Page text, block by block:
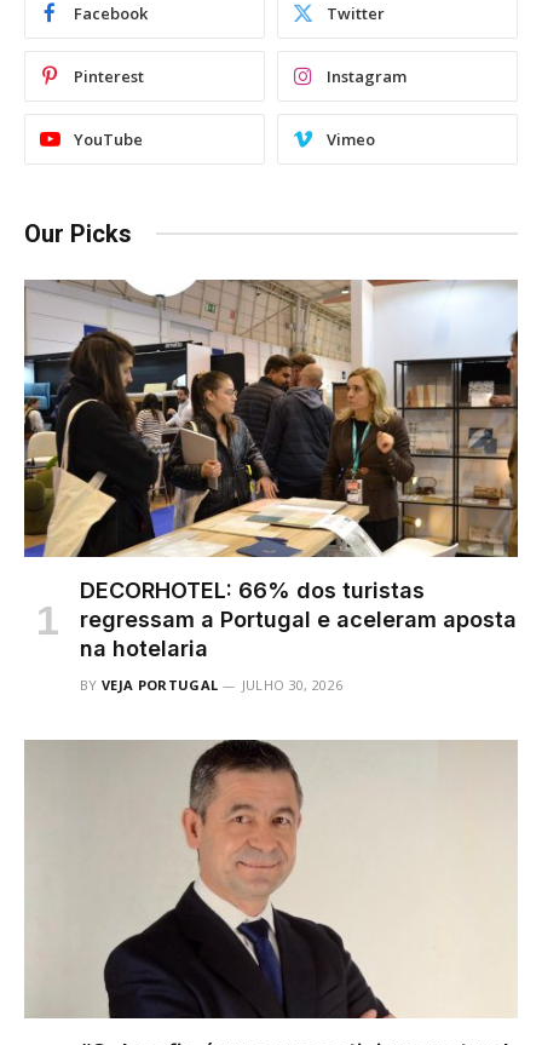
Facebook Twitter
Pinterest Instagram
YouTube Vimeo
Our Picks
DECORHOTEL: 66% dos turistas
regressam a Portugal e aceleram aposta
na hotelaria
BY VEJA PORTUGAL JULHO 30, 2026